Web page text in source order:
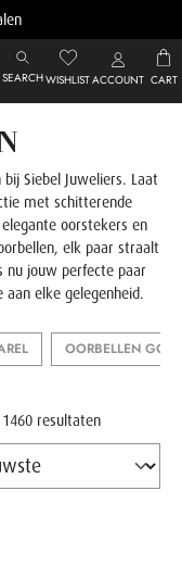
SEARCHWISHLISTACCOUNT CART
Siebel Juweliers. Laat
met schitterende
oorstekers en
elk paar straalt
nu jouw perfecte paar
elke gelegenheid.
OORBELLEN
1460 resultaten